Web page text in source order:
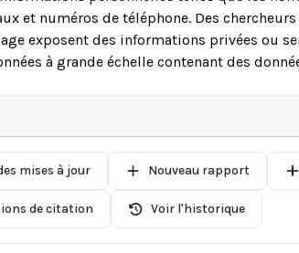
et numéros de téléphone. Des
exposent des informations privées ou
à grande échelle contenant des
mises à jour Nouveau rapport
de citation Voir l'historique